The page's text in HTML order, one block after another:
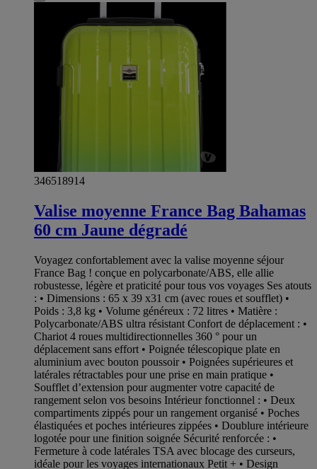
346518914
Valise moyenne France Bag Bahamas
60 cm Jaune dégradé
Voyagez confortablement avec la valise moyenne séjour
France Bag ! conçue en polycarbonate/ABS, elle allie
robustesse, légère et praticité pour tous vos voyages Ses atouts
: • Dimensions : 65 x 39 x31 cm (avec roues et soufflet) •
Poids : 3,8 kg • Volume généreux : 72 litres • Matière :
Polycarbonate/ABS ultra résistant Confort de déplacement : •
Chariot 4 roues multidirectionnelles 360 ° pour un
déplacement sans effort • Poignée télescopique plate en
aluminium avec bouton poussoir • Poignées supérieures et
latérales rétractables pour une prise en main pratique •
Soufflet d’extension pour augmenter votre capacité de
rangement selon vos besoins Intérieur fonctionnel : • Deux
compartiments zippés pour un rangement organisé • Poches
élastiquées et poches intérieures zippées • Doublure intérieure
logotée pour une finition soignée Sécurité renforcée : •
Fermeture à code latérales TSA avec blocage des curseurs,
idéale pour les voyages internationaux Petit + • Design